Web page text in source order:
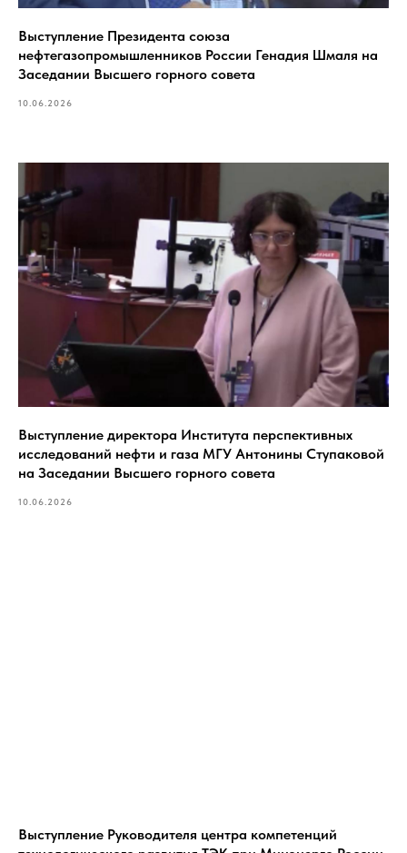
Выступление Президента союза
нефтегазопромышленников России Генадия Шмаля на
Заседании Высшего горного совета
10.06.2026
Выступление директора Института перспективных
исследований нефти и газа МГУ Антонины Ступаковой
на Заседании Высшего горного совета
10.06.2026
Выступление Руководителя центра компетенций